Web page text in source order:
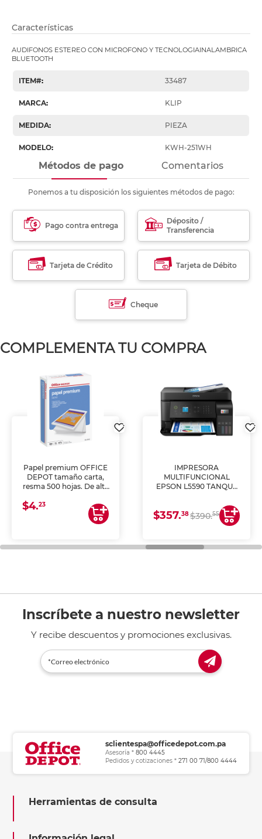
Características
AUDIFONOS ESTEREO CON MICROFONO Y TECNOLOGIAINALAMBRICA
BLUETOOTH
ITEM#: 33487
MARCA: KLIP
MEDIDA: PIEZA
MODELO: KWH-251WH
Métodos de pago Comentarios
Ponemos a tu disposición los siguientes métodos de pago:
Pago contra entrega
Déposito /
Transferencia
Tarjeta de Crédito Tarjeta de Débito
Cheque
COMPLEMENTA TU COMPRA
Papel premium OFFICE
DEPOT tamaño carta,
resma 500 hojas. De alta
uniforme, ideal para
impresoras de inyección
de tinta y láser,
general de oficina.
$4.23
IMPRESORA
MULTIFUNCIONAL
EPSON L5590 TANQUE
COPIA Y ESCANEA)
$357.38$390.55
Inscríbete a nuestro newsletter
Y recibe descuentos y promociones exclusivas.
sclientespa@officedepot.com.pa
Asesoría * 800 4445
Pedidos y cotizaciones * 271 00 71/800 4444
Herramientas de consulta